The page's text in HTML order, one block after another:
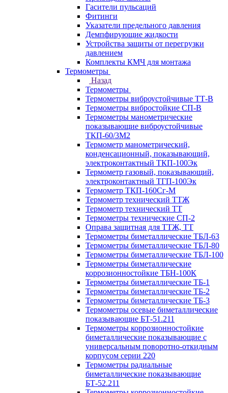
Гасители пульсаций
Фитинги
Указатели предельного давления
Демпфирующие жидкости
Устройства защиты от перегрузки
давлением
Комплекты КМЧ для монтажа
Термометры
Назад
Термометры
Термометры виброустойчивые ТТ-В
Термометры вибростойкие СП-В
Термометры манометрические
показывающие виброустойчивые
ТКП-60/3М2
Термометр манометрический,
конденсационный, показывающий,
электроконтактный ТКП-100Эк
Термометр газовый, показывающий,
электроконтактный ТГП-100Эк
Термометр ТКП-160Сг-М
Термометр технический ТТЖ
Термометр технический ТТ
Термометры технические СП-2
Оправа защитная для ТТЖ, ТТ
Термометры биметаллические ТБЛ-63
Термометры биметаллические ТБЛ-80
Термометры биметаллические ТБЛ-100
Термометры биметаллические
коррозионностойкие ТБН-100К
Термометры биметаллические ТБ-1
Термометры биметаллические ТБ-2
Термометры биметаллические ТБ-3
Термометры осевые биметаллические
показывающие БТ-51.211
Термометры коррозионностойкие
биметаллические показывающие с
универсальным поворотно-откидным
корпусом серии 220
Термометры радиальные
биметаллические показывающие
БТ-52.211